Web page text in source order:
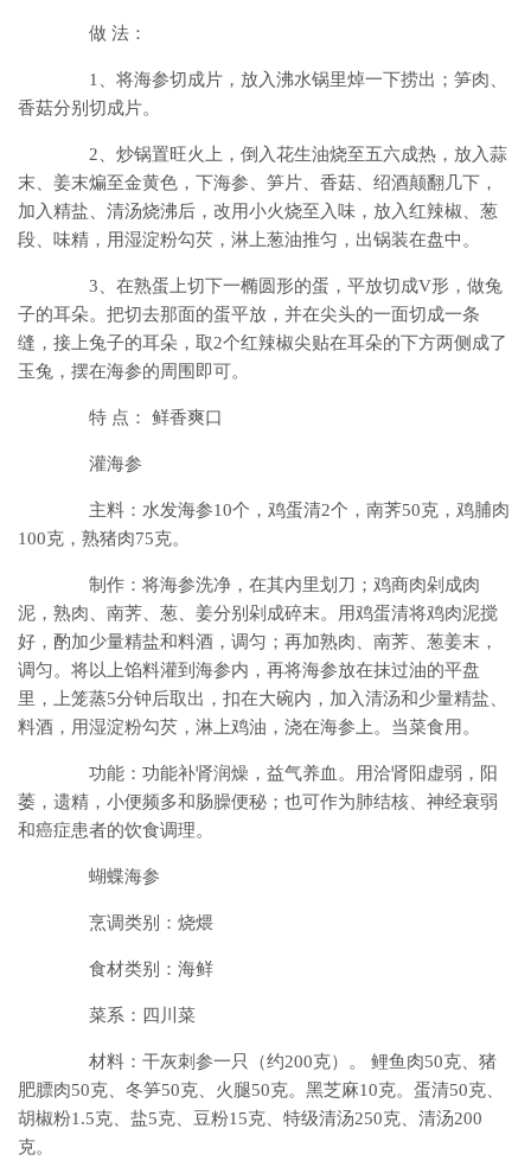
做 法：
1、将海参切成片，放入沸水锅里焯一下捞出；笋肉、
香菇分别切成片。
2、炒锅置旺火上，倒入花生油烧至五六成热，放入蒜
末、姜末煸至金黄色，下海参、笋片、香菇、绍酒颠翻几下，
加入精盐、清汤烧沸后，改用小火烧至入味，放入红辣椒、葱
段、味精，用湿淀粉勾芡，淋上葱油推匀，出锅装在盘中。
3、在熟蛋上切下一椭圆形的蛋，平放切成V形，做兔
子的耳朵。把切去那面的蛋平放，并在尖头的一面切成一条
缝，接上兔子的耳朵，取2个红辣椒尖贴在耳朵的下方两侧成了
玉兔，摆在海参的周围即可。
特 点： 鲜香爽口
灌海参
主料：水发海参10个，鸡蛋清2个，南荠50克，鸡脯肉
100克，熟猪肉75克。
制作：将海参洗净，在其内里划刀；鸡商肉剁成肉
泥，熟肉、南荠、葱、姜分别剁成碎末。用鸡蛋清将鸡肉泥搅
好，酌加少量精盐和料酒，调匀；再加熟肉、南荠、葱姜末，
调匀。将以上馅料灌到海参内，再将海参放在抹过油的平盘
里，上笼蒸5分钟后取出，扣在大碗内，加入清汤和少量精盐、
料酒，用湿淀粉勾芡，淋上鸡油，浇在海参上。当菜食用。
功能：功能补肾润燥，益气养血。用洽肾阳虚弱，阳
萎，遗精，小便频多和肠臊便秘；也可作为肺结核、神经衰弱
和癌症患者的饮食调理。
蝴蝶海参
烹调类别：烧煨
食材类别：海鲜
菜系：四川菜
材料：干灰刺参一只（约200克）。 鲤鱼肉50克、猪
肥膘肉50克、冬笋50克、火腿50克。黑芝麻10克。蛋清50克、
胡椒粉1.5克、盐5克、豆粉15克、特级清汤250克、清汤200
克。